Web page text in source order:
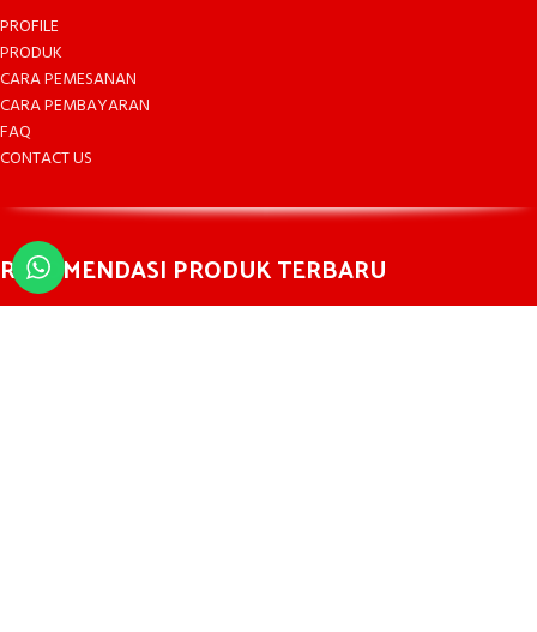
PROFILE
PRODUK
CARA PEMESANAN
CARA PEMBAYARAN
FAQ
CONTACT US
REKOMENDASI PRODUK TERBARU